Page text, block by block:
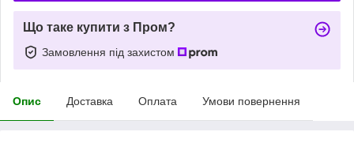
Що таке купити з Пром?
Замовлення під захистом
Опис Доставка Оплата Умови повернення